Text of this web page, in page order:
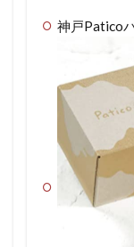
神戸Patico